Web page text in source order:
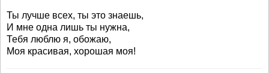
Ты лучше всех, ты это знаешь,
И мне одна лишь ты нужна,
Тебя люблю я, обожаю,
Моя красивая, хорошая моя!